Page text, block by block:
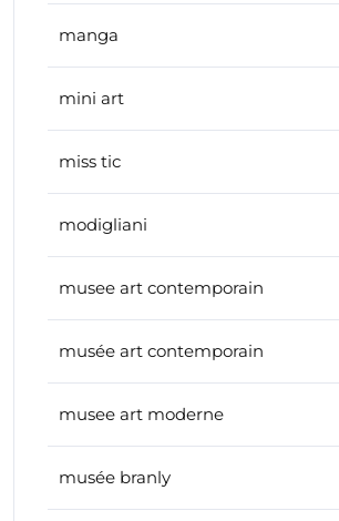
manga
mini art
miss tic
modigliani
musee art contemporain
musée art contemporain
musee art moderne
musée branly